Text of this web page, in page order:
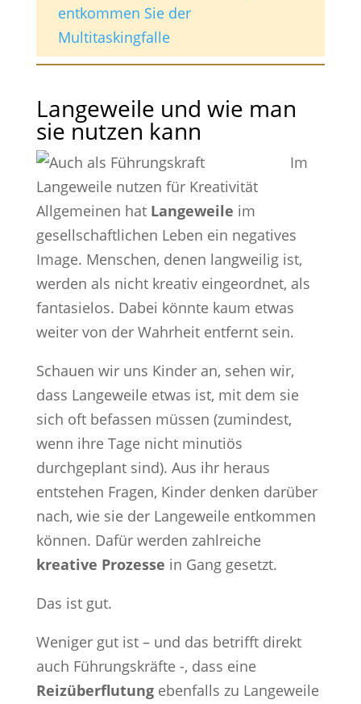
entkommen Sie der
Multitaskingfalle
Langeweile und wie man
sie nutzen kann
Im
Allgemeinen hat Langeweile im
gesellschaftlichen Leben ein negatives
Image. Menschen, denen langweilig ist,
werden als nicht kreativ eingeordnet, als
fantasielos. Dabei könnte kaum etwas
weiter von der Wahrheit entfernt sein.
Schauen wir uns Kinder an, sehen wir,
dass Langeweile etwas ist, mit dem sie
sich oft befassen müssen (zumindest,
wenn ihre Tage nicht minutiös
durchgeplant sind). Aus ihr heraus
entstehen Fragen, Kinder denken darüber
nach, wie sie der Langeweile entkommen
können. Dafür werden zahlreiche
kreative Prozesse in Gang gesetzt.
Das ist gut.
Weniger gut ist – und das betrifft direkt
auch Führungskräfte -, dass eine
Reizüberflutungebenfalls zu Langeweile